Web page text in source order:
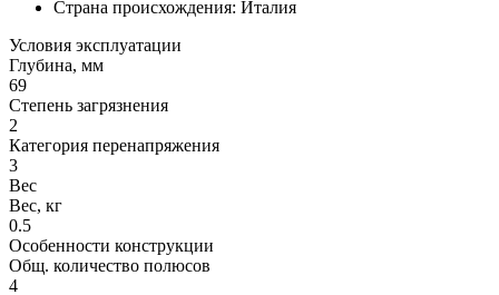
Страна происхождения: Италия
Условия эксплуатации
Глубина, мм
69
Степень загрязнения
2
Категория перенапряжения
3
Вес
Вес, кг
0.5
Особенности конструкции
Общ. количество полюсов
4